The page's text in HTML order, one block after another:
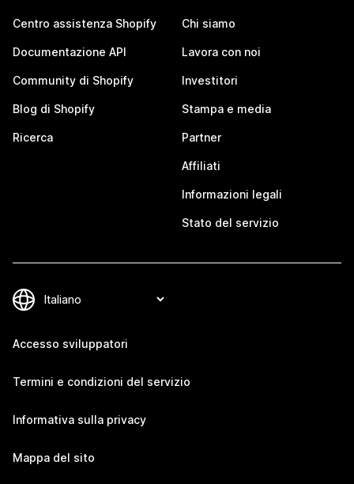
Centro assistenza Shopify
Documentazione API
Community di Shopify
Blog di Shopify
Ricerca
Chi siamo
Lavora con noi
Investitori
Stampa e media
Partner
Affiliati
Informazioni legali
Stato del servizio
Accesso sviluppatori
Termini e condizioni del servizio
Informativa sulla privacy
Mappa del sito